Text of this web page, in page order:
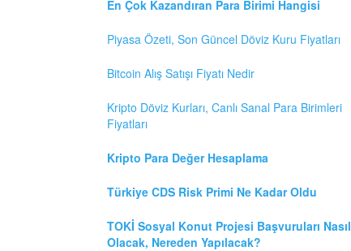
En Çok Kazandıran Para Birimi Hangisi
Piyasa Özeti, Son Güncel Döviz Kuru Fiyatları
Bitcoin Alış Satışı Fiyatı Nedir
Kripto Döviz Kurları, Canlı Sanal Para Birimleri
Fiyatları
Kripto Para Değer Hesaplama
Türkiye CDS Risk Primi Ne Kadar Oldu
TOKİ Sosyal Konut Projesi Başvuruları Nasıl
Olacak, Nereden Yapılacak?